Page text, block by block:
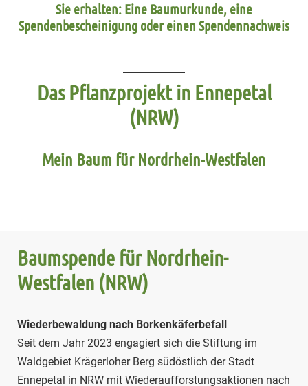
Sie erhalten: Eine Baumurkunde, eine
Spendenbescheinigung oder einen Spendennachweis
Das Pflanzprojekt in Ennepetal
(NRW)
Mein Baum für Nordrhein-Westfalen
Baumspende für Nordrhein-
Westfalen (NRW)
Wiederbewaldung nach Borkenkäferbefall
Seit dem Jahr 2023 engagiert sich die Stiftung im
Waldgebiet Krägerloher Berg südöstlich der Stadt
Ennepetal in NRW mit Wiederaufforstungsaktionen nach